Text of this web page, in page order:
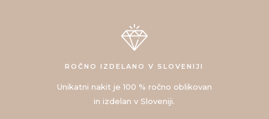
ROČNO IZDELANO V SLOVENIJI
Unikatni nakit je 100 % ročno oblikovan
in izdelan v Sloveniji.